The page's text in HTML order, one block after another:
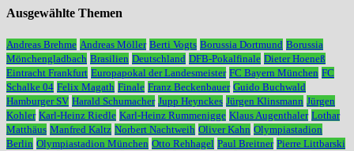
Ausgewählte Themen
Andreas Brehme Andreas Möller Berti Vogts Borussia Dortmund Borussia
Mönchengladbach Brasilien Deutschland DFB-Pokalfinale Dieter Hoeneß
Eintracht Frankfurt Europapokal der Landesmeister FC Bayern München FC
Schalke 04 Felix Magath Finale Franz Beckenbauer Guido Buchwald
Hamburger SV Harald Schumacher Jupp Heynckes Jürgen Klinsmann Jürgen
Kohler Karl-Heinz Riedle Karl-Heinz Rummenigge Klaus Augenthaler Lothar
Matthäus Manfred Kaltz Norbert Nachtweih Oliver Kahn Olympiastadion
Berlin Olympiastadion München Otto Rehhagel Paul Breitner Pierre Littbarski